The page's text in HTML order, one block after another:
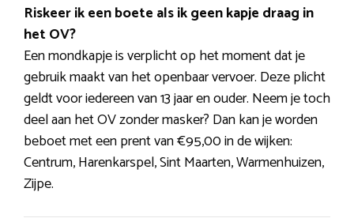
Riskeer ik een boete als ik geen kapje draag in
het OV?
Een mondkapje is verplicht op het moment dat je
gebruik maakt van het openbaar vervoer. Deze plicht
geldt voor iedereen van 13 jaar en ouder. Neem je toch
deel aan het OV zonder masker? Dan kan je worden
beboet met een prent van €95,00 in de wijken:
Centrum, Harenkarspel, Sint Maarten, Warmenhuizen,
Zijpe.